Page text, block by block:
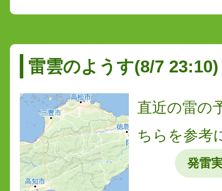
雷雲のようす(8/7 23:10)
直近の雷の
ちらを参考
発雷